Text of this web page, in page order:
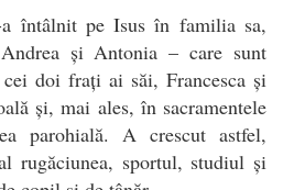
întâlnit pe Isus în familia sa,
și Antonia – care sunt
doi frați ai săi, Francesca și
și, mai ales, în sacramentele
parohială. A crescut astfel,
rugăciunea, sportul, studiul și